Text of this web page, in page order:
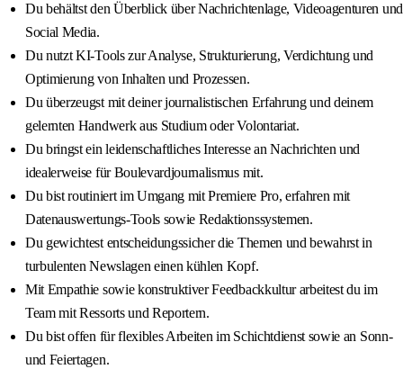
Du behältst den Überblick über Nachrichtenlage, Videoagenturen und
Social Media.
Du nutzt KI-Tools zur Analyse, Strukturierung, Verdichtung und
Optimierung von Inhalten und Prozessen.
Du überzeugst mit deiner journalistischen Erfahrung und deinem
gelernten Handwerk aus Studium oder Volontariat.
Du bringst ein leidenschaftliches Interesse an Nachrichten und
idealerweise für Boulevardjournalismus mit.
Du bist routiniert im Umgang mit Premiere Pro, erfahren mit
Datenauswertungs-Tools sowie Redaktionssystemen.
Du gewichtest entscheidungssicher die Themen und bewahrst in
turbulenten Newslagen einen kühlen Kopf.
Mit Empathie sowie konstruktiver Feedbackkultur arbeitest du im
Team mit Ressorts und Reportern.
Du bist offen für flexibles Arbeiten im Schichtdienst sowie an Sonn-
und Feiertagen.